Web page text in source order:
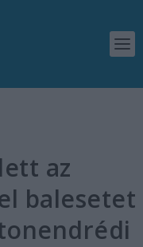
az
balesetet